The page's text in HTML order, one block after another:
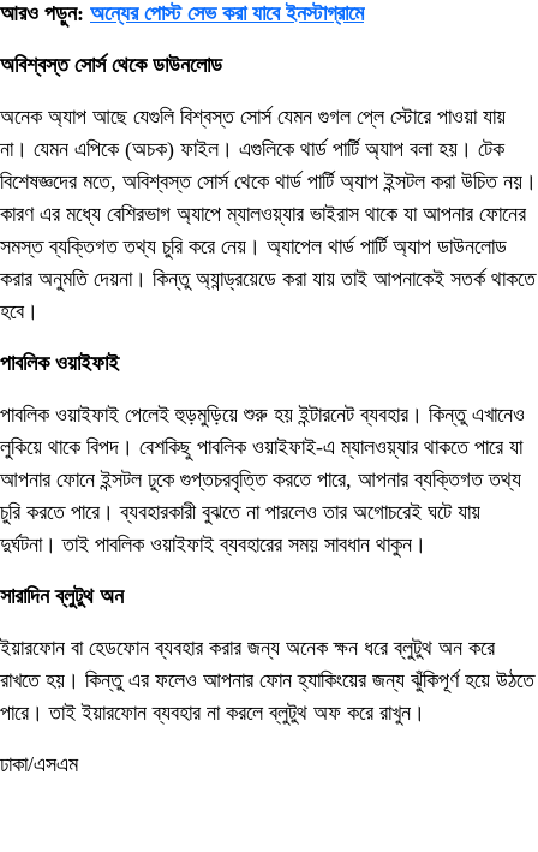
আরও পড়ুন: অন্যের পোস্ট সেভ করা যাবে ইনস্টাগ্রামে
অবিশ্বস্ত সোর্স থেকে ডাউনলোড
অনেক অ্যাপ আছে যেগুলি বিশ্বস্ত সোর্স যেমন গুগল প্লে স্টোরে পাওয়া যায়
না। যেমন এপিকে (অচক) ফাইল। এগুলিকে থার্ড পার্টি অ্যাপ বলা হয়। টেক
বিশেষজ্ঞদের মতে, অবিশ্বস্ত সোর্স থেকে থার্ড পার্টি অ্যাপ ইন্সটল করা উচিত নয়।
কারণ এর মধ্যে বেশিরভাগ অ্যাপে ম্যালওয়্যার ভাইরাস থাকে যা আপনার ফোনের
সমস্ত ব্যক্তিগত তথ্য চুরি করে নেয়। অ্যাপেল থার্ড পার্টি অ্যাপ ডাউনলোড
করার অনুমতি দেয়না। কিন্তু অ্যান্ড্রয়েডে করা যায় তাই আপনাকেই সতর্ক থাকতে
হবে।
পাবলিক ওয়াইফাই
পাবলিক ওয়াইফাই পেলেই হুড়মুড়িয়ে শুরু হয় ইন্টারনেট ব্যবহার। কিন্তু এখানেও
লুকিয়ে থাকে বিপদ। বেশকিছু পাবলিক ওয়াইফাই-এ ম্যালওয়্যার থাকতে পারে যা
আপনার ফোনে ইন্সটল ঢুকে গুপ্তচরবৃত্তি করতে পারে, আপনার ব্যক্তিগত তথ্য
চুরি করতে পারে। ব্যবহারকারী বুঝতে না পারলেও তার অগোচরেই ঘটে যায়
দুর্ঘটনা। তাই পাবলিক ওয়াইফাই ব্যবহারের সময় সাবধান থাকুন।
সারাদিন ব্লুটুথ অন
ইয়ারফোন বা হেডফোন ব্যবহার করার জন্য অনেক ক্ষন ধরে ব্লুটুথ অন করে
রাখতে হয়। কিন্তু এর ফলেও আপনার ফোন হ্যাকিংয়ের জন্য ঝুঁকিপূর্ণ হয়ে উঠতে
পারে। তাই ইয়ারফোন ব্যবহার না করলে ব্লুটুথ অফ করে রাখুন।
ঢাকা/এসএম